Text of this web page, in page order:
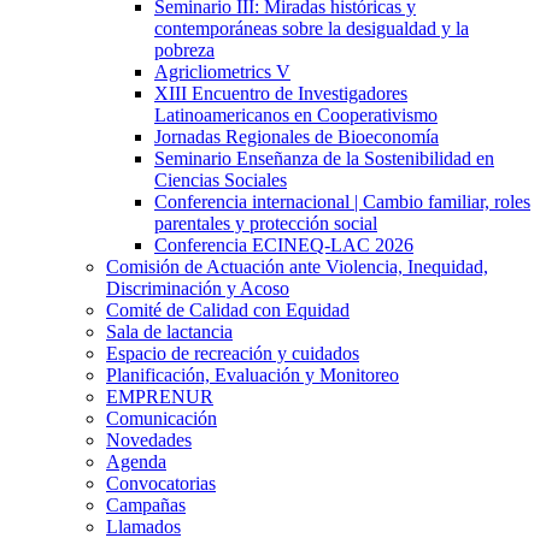
Seminario III: Miradas históricas y
contemporáneas sobre la desigualdad y la
pobreza
Agricliometrics V
XIII Encuentro de Investigadores
Latinoamericanos en Cooperativismo
Jornadas Regionales de Bioeconomía
Seminario Enseñanza de la Sostenibilidad en
Ciencias Sociales
Conferencia internacional | Cambio familiar, roles
parentales y protección social
Conferencia ECINEQ-LAC 2026
Comisión de Actuación ante Violencia, Inequidad,
Discriminación y Acoso
Comité de Calidad con Equidad
Sala de lactancia
Espacio de recreación y cuidados
Planificación, Evaluación y Monitoreo
EMPRENUR
Comunicación
Novedades
Agenda
Convocatorias
Campañas
Llamados